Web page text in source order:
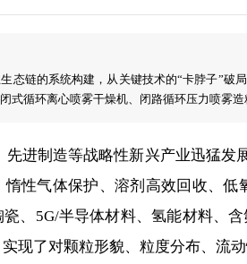
态链的系统构建，从关键技术的“卡脖子”
循环离心喷雾干燥机、闭路循环压力喷雾造
制造等战略性新兴产业迅猛发展
惰性气体保护、溶剂高效回收、
、5G/半导体材料、氢能材料、
现了对颗粒形貌、粒度分布、流